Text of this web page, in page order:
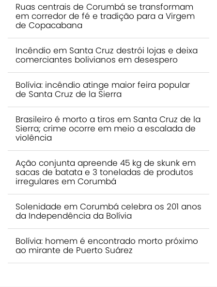
Ruas centrais de Corumbá se transformam
em corredor de fé e tradição para a Virgem
de Copacabana
Incêndio em Santa Cruz destrói lojas e deixa
comerciantes bolivianos em desespero
Bolívia: incêndio atinge maior feira popular
de Santa Cruz de la Sierra
Brasileiro é morto a tiros em Santa Cruz de la
Sierra; crime ocorre em meio a escalada de
violência
Ação conjunta apreende 45 kg de skunk em
sacas de batata e 3 toneladas de produtos
irregulares em Corumbá
Solenidade em Corumbá celebra os 201 anos
da Independência da Bolívia
Bolívia: homem é encontrado morto próximo
ao mirante de Puerto Suárez